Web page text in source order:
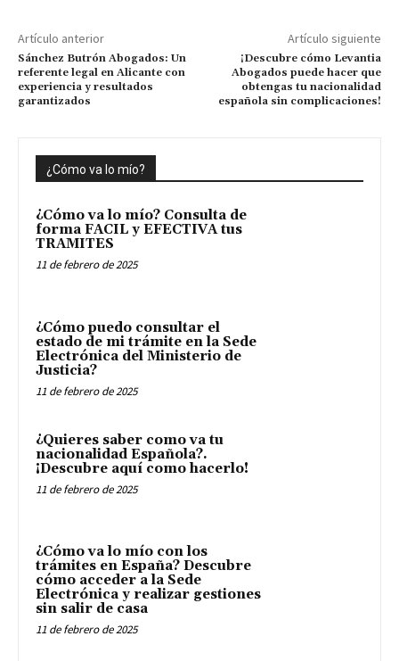
Artículo anterior
Sánchez Butrón Abogados: Un
referente legal en Alicante con
experiencia y resultados
garantizados
Artículo siguiente
¡Descubre cómo Levantia
Abogados puede hacer que
obtengas tu nacionalidad
española sin complicaciones!
¿Cómo va lo mío?
¿Cómo va lo mío? Consulta de
forma FACIL y EFECTIVA tus
TRAMITES
11 de febrero de 2025
¿Cómo puedo consultar el
estado de mi trámite en la Sede
Electrónica del Ministerio de
Justicia?
11 de febrero de 2025
¿Quieres saber como va tu
nacionalidad Española?.
¡Descubre aquí como hacerlo!
11 de febrero de 2025
¿Cómo va lo mío con los
trámites en España? Descubre
cómo acceder a la Sede
Electrónica y realizar gestiones
sin salir de casa
11 de febrero de 2025